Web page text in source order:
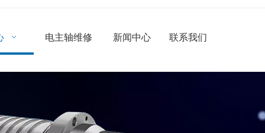
电主轴维修 新闻中心 联系我们